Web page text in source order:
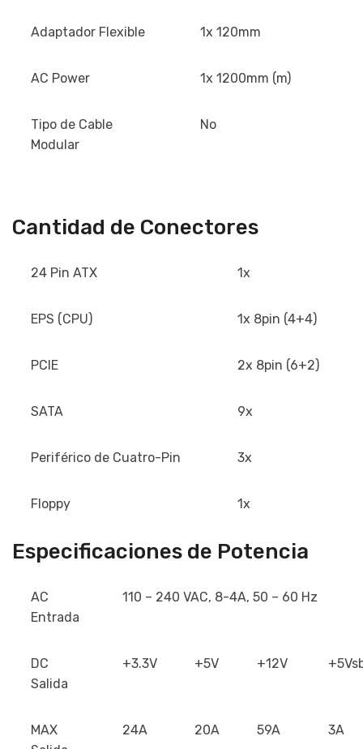
Adaptador Flexible 1x 120mm
AC Power 1x 1200mm (m)
Tipo de Cable
Modular
No
Cantidad de Conectores
24 Pin ATX 1x
EPS (CPU) 1x 8pin (4+4)
PCIE 2x 8pin (6+2)
SATA 9x
Periférico de Cuatro-Pin 3x
Floppy 1x
Especificaciones de Potencia
AC
Entrada
110 – 240 VAC, 8-4A, 50 – 60 Hz
DC
Salida
+3.3V +5V +12V
MAX
24A 20A 59A 3A